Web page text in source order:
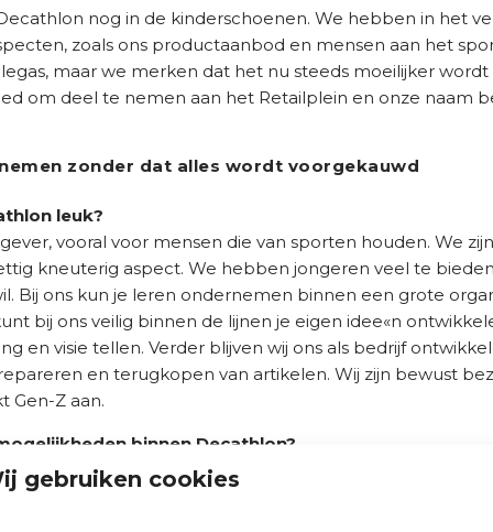
gebruiken cookies
nog in de kinderschoenen. We hebben in het
zoals ons productaanbod en mensen aan het
maar we merken dat het nu steeds moeilijker
om deel te nemen aan het Retailplein en onze naam
zonder dat alles wordt voorgekauwd
leuk?
vooral voor mensen die van sporten houden. We
kneuterig aspect. We hebben jongeren veel te
Bij ons kun je leren ondernemen binnen een grote
bij ons veilig binnen de lijnen je eigen idee«n
en visie tellen. Verder blijven wij ons als bedrijf
en terugkopen van artikelen. Wij zijn bewust
Gen-Z aan.
binnen Decathlon?
het hoofdkantoor werken, zijn gestart in de winkel. Het
Decathlon doorgroeien. Niet alleen van winkel naar